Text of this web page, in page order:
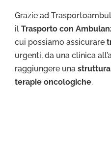
Grazie ad
il Trasporto con
cui possiamo assicurare
urgenti, da una clinica
raggiungere una
terapie oncologiche.